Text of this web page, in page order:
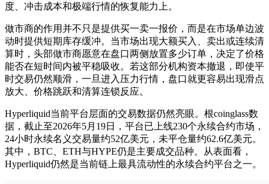
度、冲击成本和极端行情的恢复能力上。
做市商的作用并不只是提供买一卖一报价，而是在市场单边波
动时提供短期库存缓冲。当市场出现大额买入、卖出或连续清
算时，头部做市商愿意在盘口两侧放置多少订单，决定了价格
能否在短时间内被平稳吸收。若这部分机构资本撤退，即使平
时交易仍然顺滑，一旦进入压力行情，盘口就更容易出现滑点
放大、价格跳跃和清算连锁反应。
Hyperliquid当前平台层面的交易数据仍然亮眼。根coinglass数
据，截止至2026年5月19日，平台已上线230个永续合约市场，
24小时永续名义交易量约52亿美元，未平仓量约62.6亿美元。
其中，BTC、ETH与HYPE仍是主要成交品种。从表面看，
Hyperliquid仍然是当前链上最具流动性的永续合约平台之一。